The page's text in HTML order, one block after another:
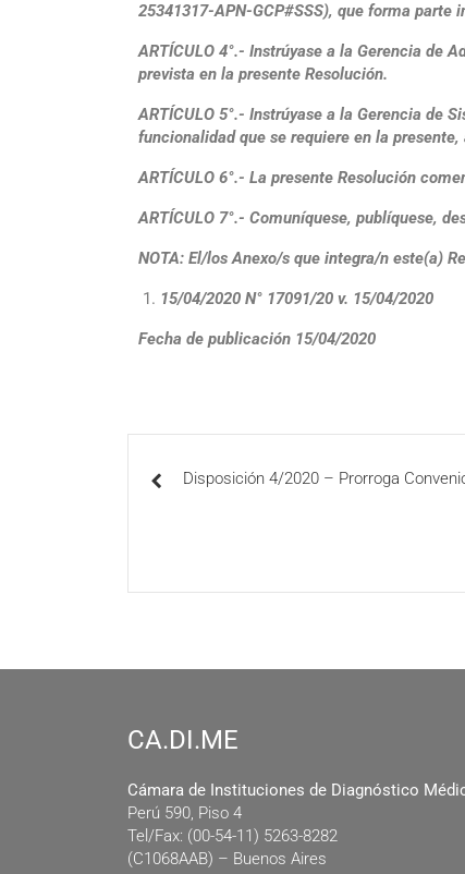
25341317-APN-GCP#SSS), que forma parte
ARTÍCULO 4°.- Instrúyase a la Gerencia de
prevista en la presente Resolución.
ARTÍCULO 5°.- Instrúyase a la Gerencia
funcionalidad que se requiere en la
ARTÍCULO 6°.- La presente Resolución
ARTÍCULO 7°.- Comuníquese, publíquese,
NOTA: El/los Anexo/s que integra/n este(a)
15/04/2020 N° 17091/20 v. 15/04/2020
Fecha de publicación 15/04/2020
Disposición 4/2020 – Prorroga
CA.DI.ME
Cámara de Instituciones de Diagnóstico
Perú 590, Piso 4
Tel/Fax: (00-54-11) 5263-8282
(C1068AAB) – Buenos Aires